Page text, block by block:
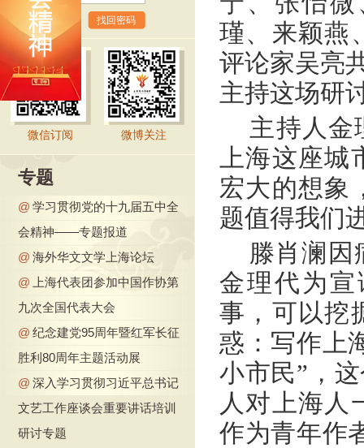
找回密码
微信订阅 微博关注
专题
@ 学习贯彻党的十九届五中全
会精神——专题报道
@ 海外华文文学上海论坛
@
上海代表团参加中国作协第
九次全国代表大会
@ 纪念建党95周年暨红军长征
胜利80周年主题活动展
@ 深入学习贯彻习近平总书记
文艺工作座谈会重要讲话培训
研讨专题
瑾、来颖燕
评论家吴亮
主持这场研
主持人金
上海这座城
宏大的想象
题值得我们
滕肖澜因
金理代为
事，可以挖
惑：写作上
小市民”，
人对上海人
作为青年作